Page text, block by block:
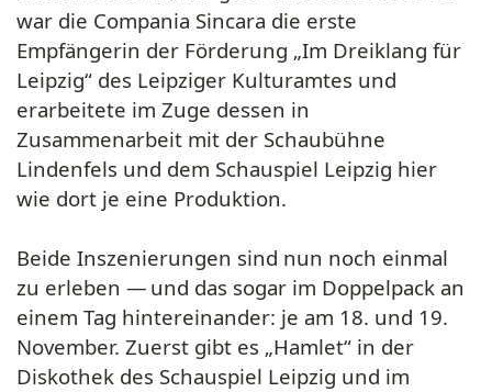
war die Compania Sincara die erste
Empfängerin der Förderung „Im Dreiklang für
Leipzig“ des Leipziger Kulturamtes und
erarbeitete im Zuge dessen in
Zusammenarbeit mit der Schaubühne
Lindenfels und dem Schauspiel Leipzig hier
wie dort je eine Produktion.
Beide Inszenierungen sind nun noch einmal
zu erleben — und das sogar im Doppelpack an
einem Tag hintereinander: je am 18. und 19.
November. Zuerst gibt es „Hamlet“ in der
Diskothek des Schauspiel Leipzig und im